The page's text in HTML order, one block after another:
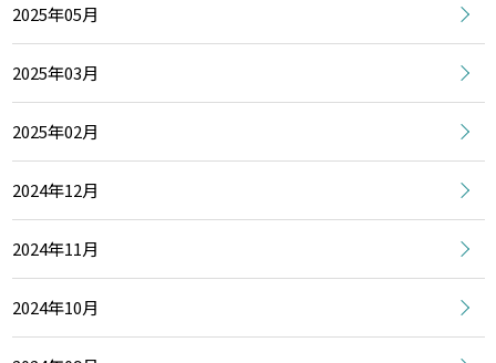
2025年05月
2025年03月
2025年02月
2024年12月
2024年11月
2024年10月